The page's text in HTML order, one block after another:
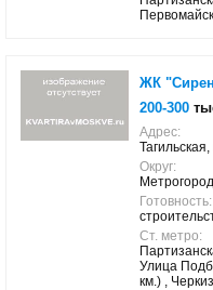
ЖК
200-300
Адрес:
Округ:
Готовность:
Ст. метро:
Улица
км.) ,